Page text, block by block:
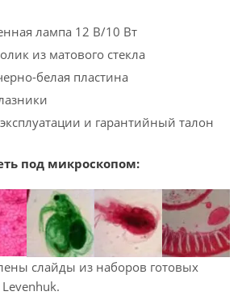
лампа 12 В/10 Вт
из матового стекла
белая пластина
и гарантийный талон
под микроскопом:
слайды из наборов готовых